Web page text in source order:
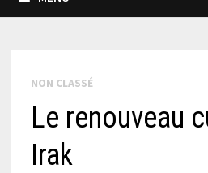
NON CLASSÉ
Le renouveau
Irak